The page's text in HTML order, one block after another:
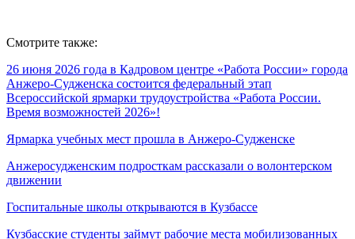
Смотрите также:
26 июня 2026 года в Кадровом центре «Работа России» города
Анжеро-Судженска состоится федеральный этап
Всероссийской ярмарки трудоустройства «Работа России.
Время возможностей 2026»!
Ярмарка учебных мест прошла в Анжеро-Судженске
Анжеросудженским подросткам рассказали о волонтерском
движении
Госпитальные школы открываются в Кузбассе
Кузбасские студенты займут рабочие места мобилизованных